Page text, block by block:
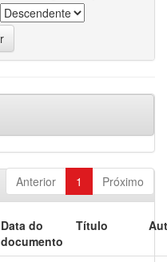
Anterior 1 Próximo
Data do
documento
Título